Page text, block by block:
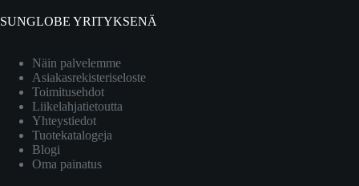
SUNGLOBE YRITYKSENÄ
Näin palvelemme
Asiakasrekisteriseloste
Toimitusehdot
Liikelahjatietoutta
Yhteystiedot
Tuotekatalogeja
Blogi
Oma painatus